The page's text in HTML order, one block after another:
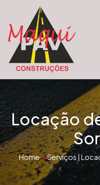
Locação
Home Serviços |